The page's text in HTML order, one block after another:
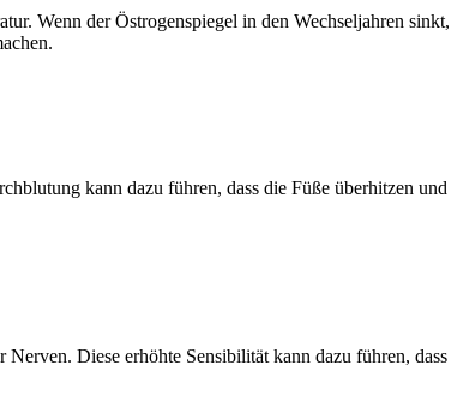
Wenn der Östrogenspiegel in den Wechseljahren
kann dazu führen, dass die Füße überhitzen
Diese erhöhte Sensibilität kann dazu führen,